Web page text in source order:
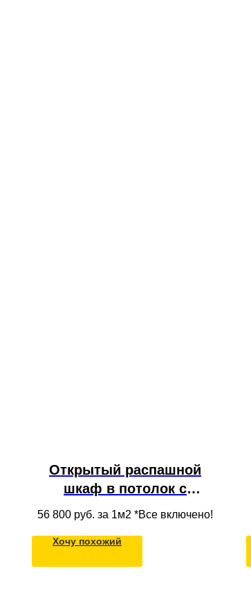
Открытый распашной
шкаф в потолок с
полками, ящиками и
всю стену вместительной
конструкции
56 800 руб. за 1м2 *Все включено!
Хочу похожий